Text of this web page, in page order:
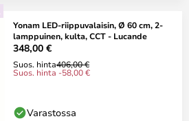
Yonam LED-riippuvalaisin, Ø 60 cm, 2-
lamppuinen, kulta, CCT - Lucande
348,00 €
Suos. hinta406,00 €
Suos. hinta -58,00 €
Varastossa